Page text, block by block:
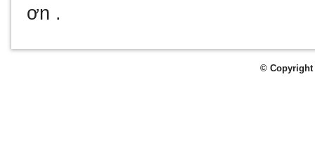
ơn .
© Copyright